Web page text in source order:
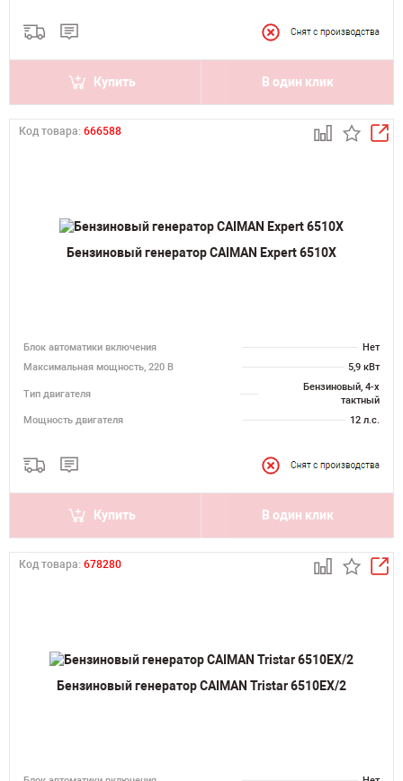
Купить В один клик
Код товара: 666588
Бензиновый генератор CAIMAN Expert 6510X
Блок автоматики включения
Нет
Максимальная мощность, 220 В
5,9 кВт
Тип двигателя
Бензиновый, 4-х
тактный
Мощность двигателя
12 л.с.
Купить В один клик
Код товара: 678280
Бензиновый генератор CAIMAN Tristar 6510EX/2